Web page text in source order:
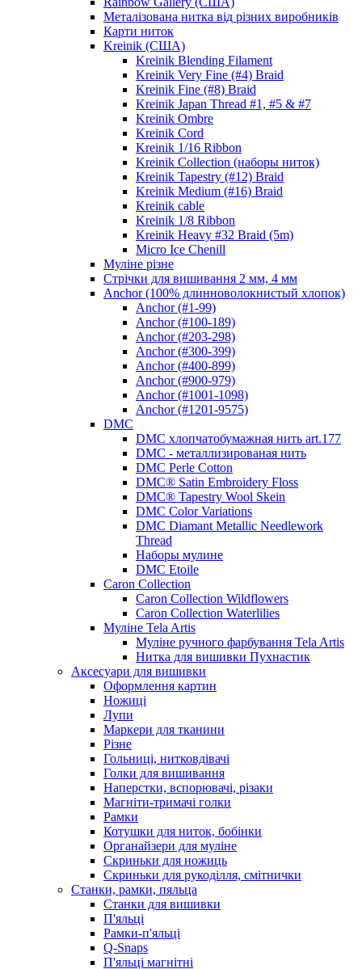
Металізована нитка від різних виробників
Карти ниток
Kreinik (США)
Kreinik Blending Filament
Kreinik Very Fine (#4) Braid
Kreinik Fine (#8) Braid
Kreinik Japan Thread #1, #5 & #7
Kreinik Ombre
Kreinik Cord
Kreinik 1/16 Ribbon
Kreinik Collection (наборы ниток)
Kreinik Tapestry (#12) Braid
Kreinik Medium (#16) Braid
Kreinik cable
Kreinik 1/8 Ribbon
Kreinik Heavy #32 Braid (5m)
Micro Ice Chenill
Муліне різне
Стрічки для вишивання 2 мм, 4 мм
Anchor (100% длинноволокнистый хлопок)
Anchor (#1-99)
Anchor (#100-189)
Anchor (#203-298)
Anchor (#300-399)
Anchor (#400-899)
Anchor (#900-979)
Anchor (#1001-1098)
Anchor (#1201-9575)
DMC
DMC хлопчатобумажная нить art.177
DMC - металлизированая нить
DMC Perle Cotton
DMC® Satin Embroidery Floss
DMC® Tapestry Wool Skein
DMC Color Variations
DMC Diamant Metallic Needlework
Thread
Наборы мулине
DMC Etoile
Caron Collection
Caron Collection Wildflowers
Caron Collection Waterlilies
Муліне Tela Artis
Муліне ручного фарбування Tela Artis
Нитка для вишивки Пухнастик
Аксесуари для вишивки
Оформлення картин
Ножиці
Лупи
Маркери для тканини
Різне
Гольниці, нитковдівачі
Голки для вишивання
Наперстки, вспорювачі, різаки
Магніти-тримачі голки
Рамки
Котушки для ниток, бобінки
Органайзери для муліне
Скриньки для ножиць
Скриньки для рукоділля, смітнички
Станки, рамки, пяльца
Станки для вишивки
П'яльці
Рамки-п'яльці
Q-Snaps
П'яльці магнітні